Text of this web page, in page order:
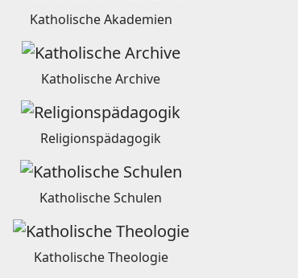
Katholische Akademien
Katholische Archive
Religionspädagogik
Katholische Schulen
Katholische Theologie